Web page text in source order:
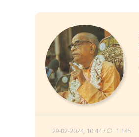
29-02-2024, 10:44 / 1 145